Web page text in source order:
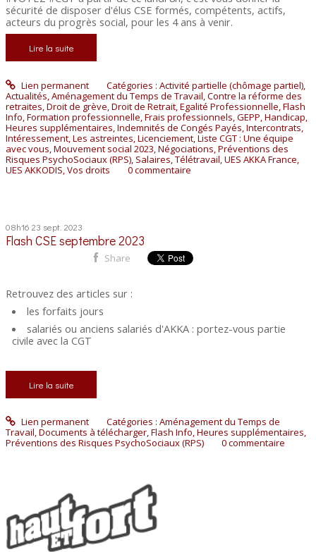
sécurité de disposer d'élus CSE formés, compétents, actifs,
acteurs du progrès social, pour les 4 ans à venir.
Lire la suite
Lien permanent Catégories : Activité partielle (chômage partiel),
Actualités,Aménagement du Temps de Travail,Contre la réforme des
retraites,Droit de grève,Droit de Retrait,Egalité Professionnelle,Flash
Info,Formation professionnelle,Frais professionnels,GEPP,Handicap,
Heures supplémentaires,Indemnités de Congés Payés,Intercontrats,
Intéressement,Les astreintes,Licenciement,Liste CGT : Une équipe
avec vous,Mouvement social 2023,Négociations,Préventions des
Risques PsychoSociaux (RPS), Salaires,Télétravail,UES AKKA France,
UES AKKODIS,Vos droits 0commentaire
08h16 23 sept. 2023
Flash CSE septembre 2023
Share
Retrouvez des articles sur :
les forfaits jours
salariés ou anciens salariés d'AKKA : portez-vous partie
civile avec la CGT
Lire la suite
Lien permanent Catégories : Aménagement du Temps de
Travail,Documents à télécharger,Flash Info,Heures supplémentaires,
Préventions des Risques PsychoSociaux (RPS)
0commentaire